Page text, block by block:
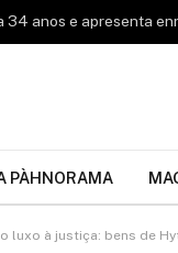
PÀHNORAMA
luxo à justiça: bens de